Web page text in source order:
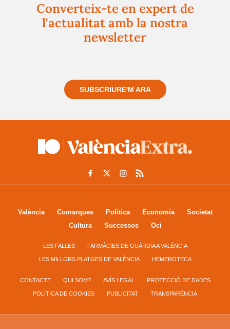
Converteix-te en expert de
l'actualitat amb la nostra
newsletter
SUBSCRIURE'M ARA
València Comarques Política Economía
Societat
Cultura
Successos Oci
LES FALLES FARMÀCIES DE GUÀRDIA A VALÈNCIA
LES MILLORS PLATGES DE VALÈNCIA HEMEROTECA
CONTACTE QUI SOM? AVÍS LEGAL PROTECCIÓ DE DADES
POLÍTICA DE COOKIES PUBLICITAT TRANSPARÈNCIA